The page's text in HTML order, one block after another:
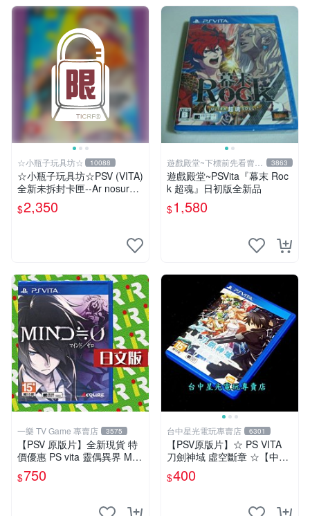
☆小瓶子玩具坊☆ 10088
☆小瓶子玩具坊☆PSV (VITA)
全新未拆封卡匣--Ar nosurge
PLUS 獻給誕生之星的祈禱詩
限定版
$2,350
遊戲殿堂~下標前先看賣場
關於我
3863
遊戲殿堂~PSVita『幕末 Roc
k 超魂』日初版全新品
$1,580
一樂 TV Game 專賣店 3575
【PSV 原版片】全新現貨 特
價優惠 PS vita 靈偶異界 MIN
D≒0 亞日版 日文版【台中一
樂電玩】
$750
台中星光電玩專賣店 6301
【PSV原版片】☆ PS VITA
刀劍神域 虛空斷章 ☆【中文
版 中古二手商品】台中星光
電玩
$400